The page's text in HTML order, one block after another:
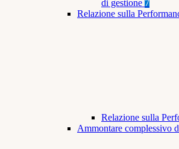
di gestione 7
Relazione sulla
Relazione sulla
Ammontare complessivo